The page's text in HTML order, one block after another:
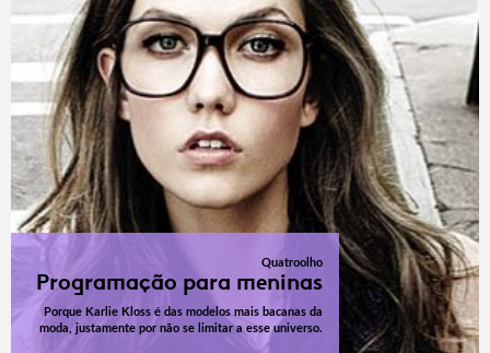
Quatroolho
Programação para meninas
Porque Karlie Kloss é das modelos mais bacanas da
moda, justamente por não se limitar a esse universo.